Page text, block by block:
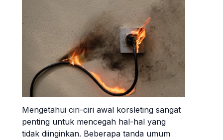
Mengetahui ciri-ciri awal korsleting sangat
penting untuk mencegah hal-hal yang
tidak diinginkan. Beberapa tanda umum